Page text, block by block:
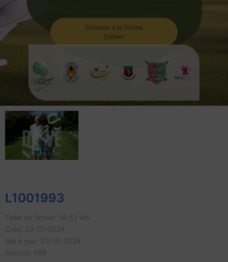
S'inscrire à la 35ème
Edition
L1001993